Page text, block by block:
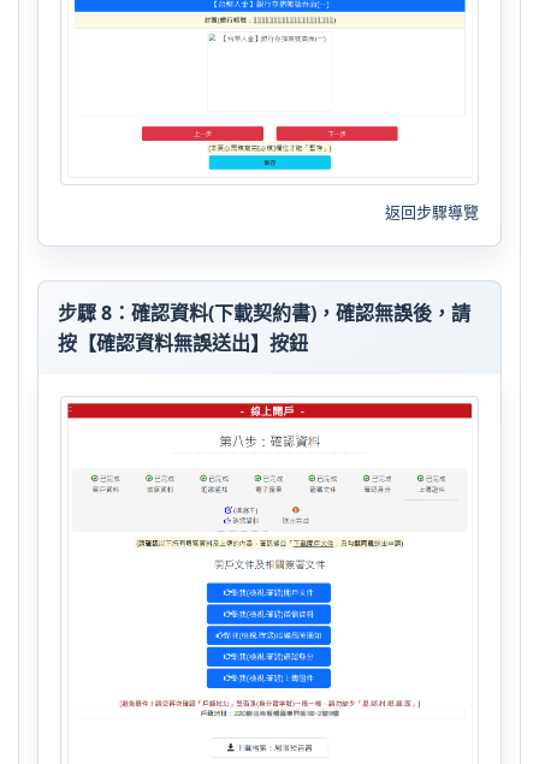
返回步驟導覽
步驟 8：確認資料(下載契約書)，確認無誤後，請
按【確認資料無誤送出】按鈕